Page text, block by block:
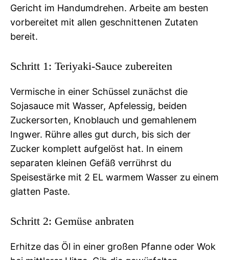
Gericht im Handumdrehen. Arbeite am besten
vorbereitet mit allen geschnittenen Zutaten
bereit.
Schritt 1: Teriyaki-Sauce zubereiten
Vermische in einer Schüssel zunächst die
Sojasauce mit Wasser, Apfelessig, beiden
Zuckersorten, Knoblauch und gemahlenem
Ingwer. Rühre alles gut durch, bis sich der
Zucker komplett aufgelöst hat. In einem
separaten kleinen Gefäß verrührst du
Speisestärke mit 2 EL warmem Wasser zu einem
glatten Paste.
Schritt 2: Gemüse anbraten
Erhitze das Öl in einer großen Pfanne oder Wok